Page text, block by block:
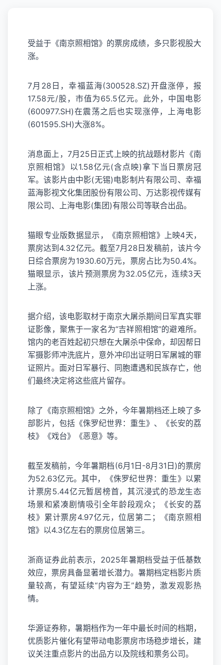
受益于《南京照相馆》的票房成绩，多只影视股大
涨。
7月28日，幸福蓝海(300528.SZ)开盘涨停，报
17.58元/股，市值为65.5亿元。此外，中国电影
(600977.SH)在震荡之后也实现涨停，上海电影
(601595.SH)大涨8%。
消息面上，7月25日正式上映的抗战题材影片《南
京照相馆》以1.58亿元(含点映)拿下当日票房冠
军。该影片由中影(无锡)电影制片有限公司、幸福
蓝海影视文化集团股份有限公司、万达影视传媒有
限公司、上海电影(集团)有限公司等联合出品。
猫眼专业版数据显示，《南京照相馆》上映4天，
票房达到4.32亿元。截至7月28日发稿前，该片今
日综合票房为1930.60万元，票房占比为50.4%。
猫眼显示，该片预测票房为32.05亿元，连续3天
上涨。
据介绍，该电影取材于南京大屠杀期间日军真实罪
证影像，聚焦于一家名为“吉祥照相馆”的避难所。
馆内的老百姓起初只想在大屠杀中保命，却因帮日
军摄影师冲洗底片，意外冲印出证明日军屠城的罪
证照片。面对日军暴行、同胞遭遇和民族存亡，他
们最终决定将这些底片留存。
除了《南京照相馆》之外，今年暑期档还上映了多
部影片，包括《侏罗纪世界：重生》、《长安的荔
枝》《戏台》《恶意》等。
截至发稿前，今年暑期档(6月1日-8月31日)的票房
为52.63亿元。其中，《侏罗纪世界：重生》以累
计票房5.44亿元暂居榜首，其沉浸式的恐龙生态
场景和紧凑剧情吸引全年龄段观众；《长安的荔
枝》累计票房4.97亿元，位居第二；《南京照相
馆》以4.3亿左右的票房位居第三。
浙商证券此前表示，2025年暑期档受益于低基数
效应，票房具备显著增长潜力。暑期档定档影片质
量较高，有望延续“内容为王”趋势，激发观影热
情。
华源证券称，暑期档作为一年中最长时间的档期，
优质影片催化有望带动电影票房市场稳步增长，建
议关注重点影片的出品方以及院线和票务公司。